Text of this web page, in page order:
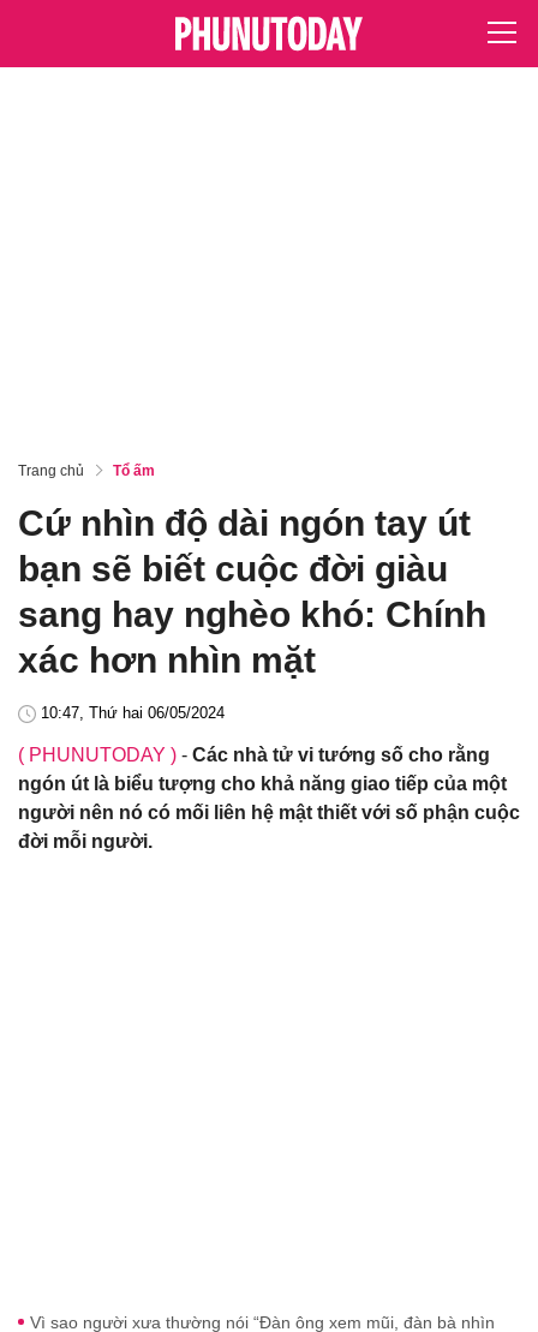
Trang chủ Tổ ấm
Cứ nhìn độ dài ngón tay út
bạn sẽ biết cuộc đời giàu
sang hay nghèo khó: Chính
xác hơn nhìn mặt
10:47, Thứ hai 06/05/2024
( PHUNUTODAY ) - Các nhà tử vi tướng số cho rằng
ngón út là biểu tượng cho khả năng giao tiếp của một
người nên nó có mối liên hệ mật thiết với số phận cuộc
đời mỗi người.
Vì sao người xưa thường nói “Đàn ông xem mũi, đàn bà nhìn